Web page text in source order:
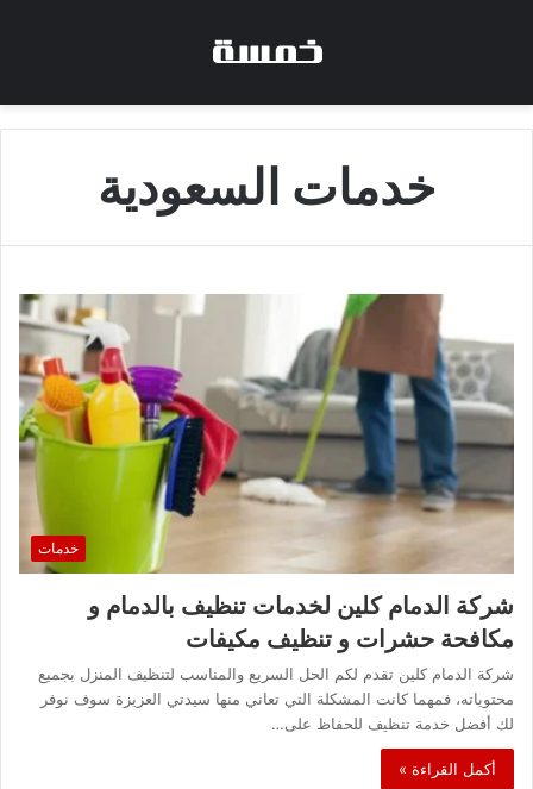
خدمات السعودية
خدمات
شركة الدمام كلين لخدمات تنظيف بالدمام و
مكافحة حشرات و تنظيف مكيفات
شركة الدمام كلين تقدم لكم الحل السريع والمناسب لتنظيف المنزل بجميع
محتوياته، فمهما كانت المشكلة التي تعاني منها سيدتي العزيزة سوف نوفر
لك أفضل خدمة تنظيف للحفاظ على…
أكمل القراءة »